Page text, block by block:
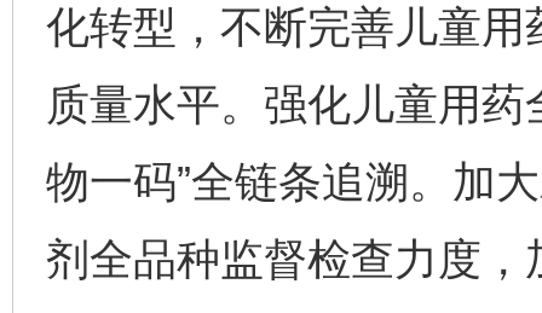
化转型，不断完善儿童
质量水平。强化儿童用
物一码”全链条追溯。加
剂全品种监督检查力度